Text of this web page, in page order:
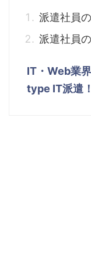
派遣社員
派遣社員
IT・Web業
type IT派遣